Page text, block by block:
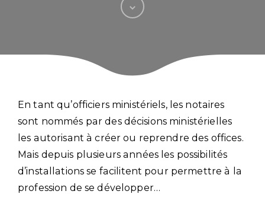
En tant qu’officiers ministériels, les notaires
sont nommés par des décisions ministérielles
les autorisant à créer ou reprendre des offices.
Mais depuis plusieurs années les possibilités
d’installations se facilitent pour permettre à la
profession de se développer…